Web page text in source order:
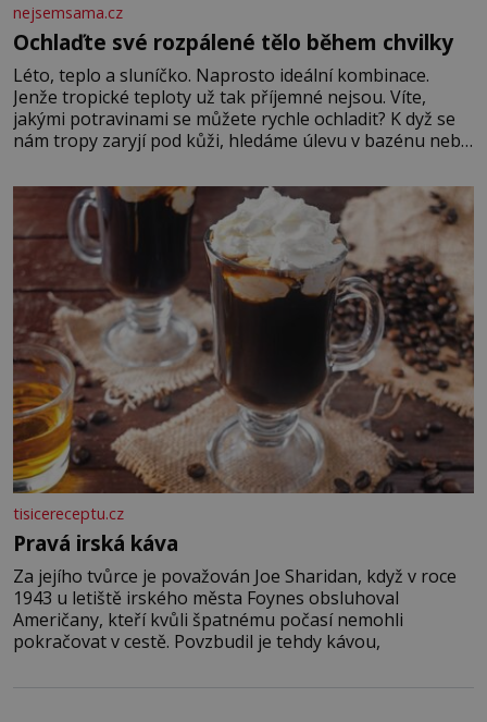
nejsemsama.cz
Ochlaďte své rozpálené tělo během chvilky
Léto, teplo a sluníčko. Naprosto ideální kombinace.
Jenže tropické teploty už tak příjemné nejsou. Víte,
jakými potravinami se můžete rychle ochladit? K dyž se
nám tropy zaryjí pod kůži, hledáme úlevu v bazénu nebo
blízkosti. Nemusíte však zoufat. Pokud budete mít
promyšlený jídelníček, žadné pařáky si na vás
tisicereceptu.cz
Pravá irská káva
Za jejího tvůrce je považován Joe Sharidan, když v roce
1943 u letiště irského města Foynes obsluhoval
Američany, kteří kvůli špatnému počasí nemohli
pokračovat v cestě. Povzbudil je tehdy kávou,